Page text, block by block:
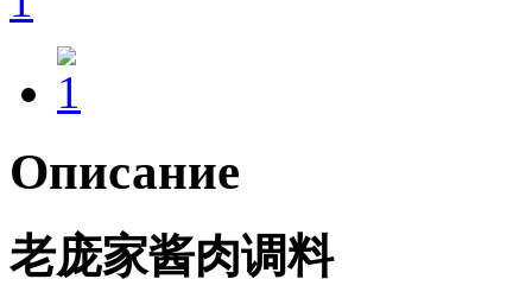
Описание
老庞家酱肉调料